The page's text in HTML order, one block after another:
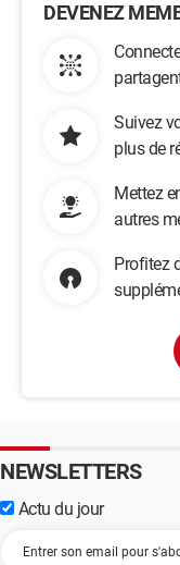
DEVENEZ
Suivez
plus de
Mettez
autres
Profitez
NEWSLETTERS
Actu du jour